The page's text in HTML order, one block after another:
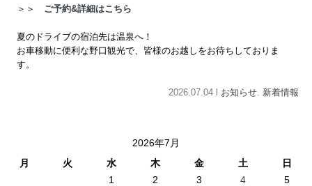
＞＞ ご予約&詳細はこちら
夏のドライブの宿泊先は温泉へ！
お車移動に便利な野口観光で、皆様のお越しをお待ちしておりま
す。
2026.07.04 l お知らせ. 新着情報
2026年7月
月
火 水 木 金 土
日
1
2 3 4
5